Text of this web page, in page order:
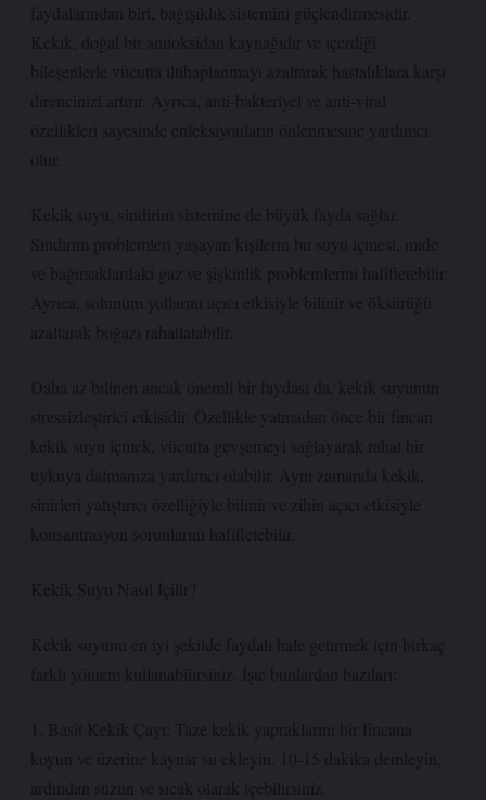
faydalarından biri, bağışıklık sistemini güçlendirmesidir.
Kekik, doğal bir antioksidan kaynağıdır ve içerdiği
bileşenlerle vücutta iltihaplanmayı azaltarak hastalıklara karşı
direncinizi artırır. Ayrıca, anti-bakteriyel ve anti-viral
özellikleri sayesinde enfeksiyonların önlenmesine yardımcı
olur.
Kekik suyu, sindirim sistemine de büyük fayda sağlar.
Sindirim problemleri yaşayan kişilerin bu suyu içmesi, mide
ve bağırsaklardaki gaz ve şişkinlik problemlerini hafifletebilir.
Ayrıca, solunum yollarını açıcı etkisiyle bilinir ve öksürüğü
azaltarak boğazı rahatlatabilir.
Daha az bilinen ancak önemli bir faydası da, kekik suyunun
stressizleştirici etkisidir. Özellikle yatmadan önce bir fincan
kekik suyu içmek, vücutta gevşemeyi sağlayarak rahat bir
uykuya dalmanıza yardımcı olabilir. Aynı zamanda kekik,
sinirleri yatıştırıcı özelliğiyle bilinir ve zihin açıcı etkisiyle
konsantrasyon sorunlarını hafifletebilir.
Kekik Suyu Nasıl İçilir?
Kekik suyunu en iyi şekilde faydalı hale getirmek için birkaç
farklı yöntem kullanabilirsiniz. İşte bunlardan bazıları:
1. Basit Kekik Çayı: Taze kekik yapraklarını bir fincana
koyun ve üzerine kaynar su ekleyin. 10-15 dakika demleyin,
ardından süzün ve sıcak olarak içebilirsiniz.